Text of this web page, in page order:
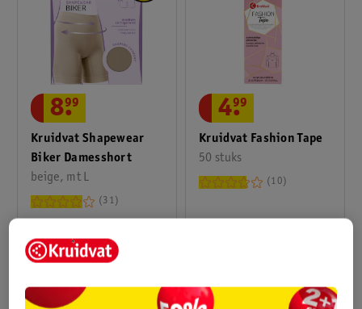
Kruidvat Shapewear
Biker Damesshort
beige, mt L
8.
99
31
Kruidvat Fashion Tape
50 stuks
4.
99
10